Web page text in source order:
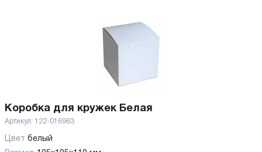
Коробка для кружек Белая
Артикул: 122-016963
Цвет белый